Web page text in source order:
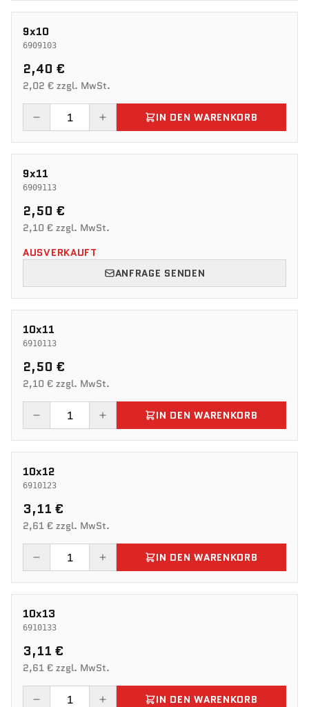
9x10
6909103
2,40 €
2,02 € zzgl. MwSt.
IN DEN WARENKORB
9x11
6909113
2,50 €
2,10 € zzgl. MwSt.
AUSVERKAUFT
ANFRAGE SENDEN
10x11
6910113
2,50 €
2,10 € zzgl. MwSt.
IN DEN WARENKORB
10x12
6910123
3,11 €
2,61 € zzgl. MwSt.
IN DEN WARENKORB
10x13
6910133
3,11 €
2,61 € zzgl. MwSt.
IN DEN WARENKORB